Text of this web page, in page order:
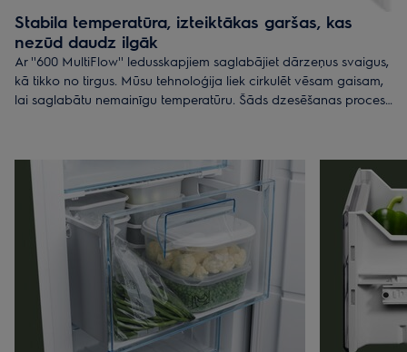
Stabila temperatūra, izteiktākas garšas, kas
nezūd daudz ilgāk
Ar ''600 MultiFlow'' ledusskapjiem saglabājiet dārzeņus svaigus,
kā tikko no tirgus. Mūsu tehnoloģija liek cirkulēt vēsam gaisam,
lai saglabātu nemainīgu temperatūru. Šāds dzesēšanas process